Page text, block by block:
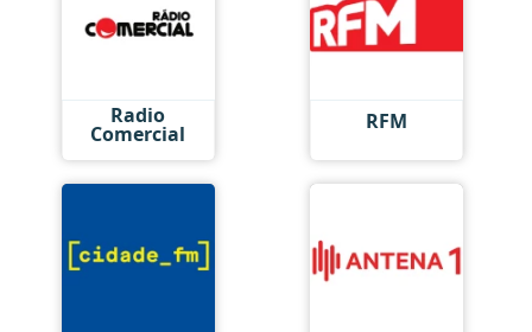
Radio
Comercial RFM